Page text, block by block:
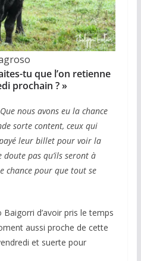
tu que l’on retienne
prochain ? »
nous avons eu la chance
sorte content, ceux qui
leur billet pour voir la
pas qu’ils seront à
chance pour que tout se
d’avoir pris le temps
aussi proche de cette
et suerte pour